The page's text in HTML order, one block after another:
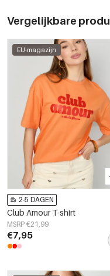
Vergelijkbare
EU-magazijn
2-5 DAGEN
Club Amour T-shirt
MSRP €21,99
€7,95